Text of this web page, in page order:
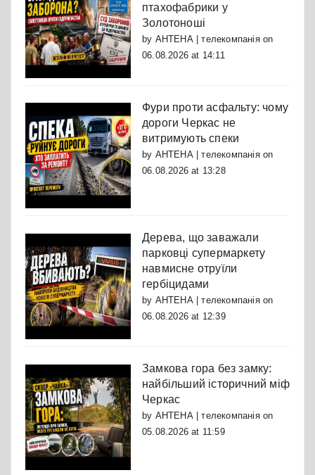
птахофабрики у
Золотоноші
by АНТЕНА | телекомпаніяon
06.08.2026 at 14:11
Фури проти асфальту: чому
дороги Черкас не
витримують спеки
by АНТЕНА | телекомпаніяon
06.08.2026 at 13:28
Дерева, що заважали
парковці супермаркету
навмисне отруїли
гербіцидами
by АНТЕНА | телекомпаніяon
06.08.2026 at 12:39
Замкова гора без замку:
найбільший історичний міф
Черкас
by АНТЕНА | телекомпаніяon
05.08.2026 at 11:59